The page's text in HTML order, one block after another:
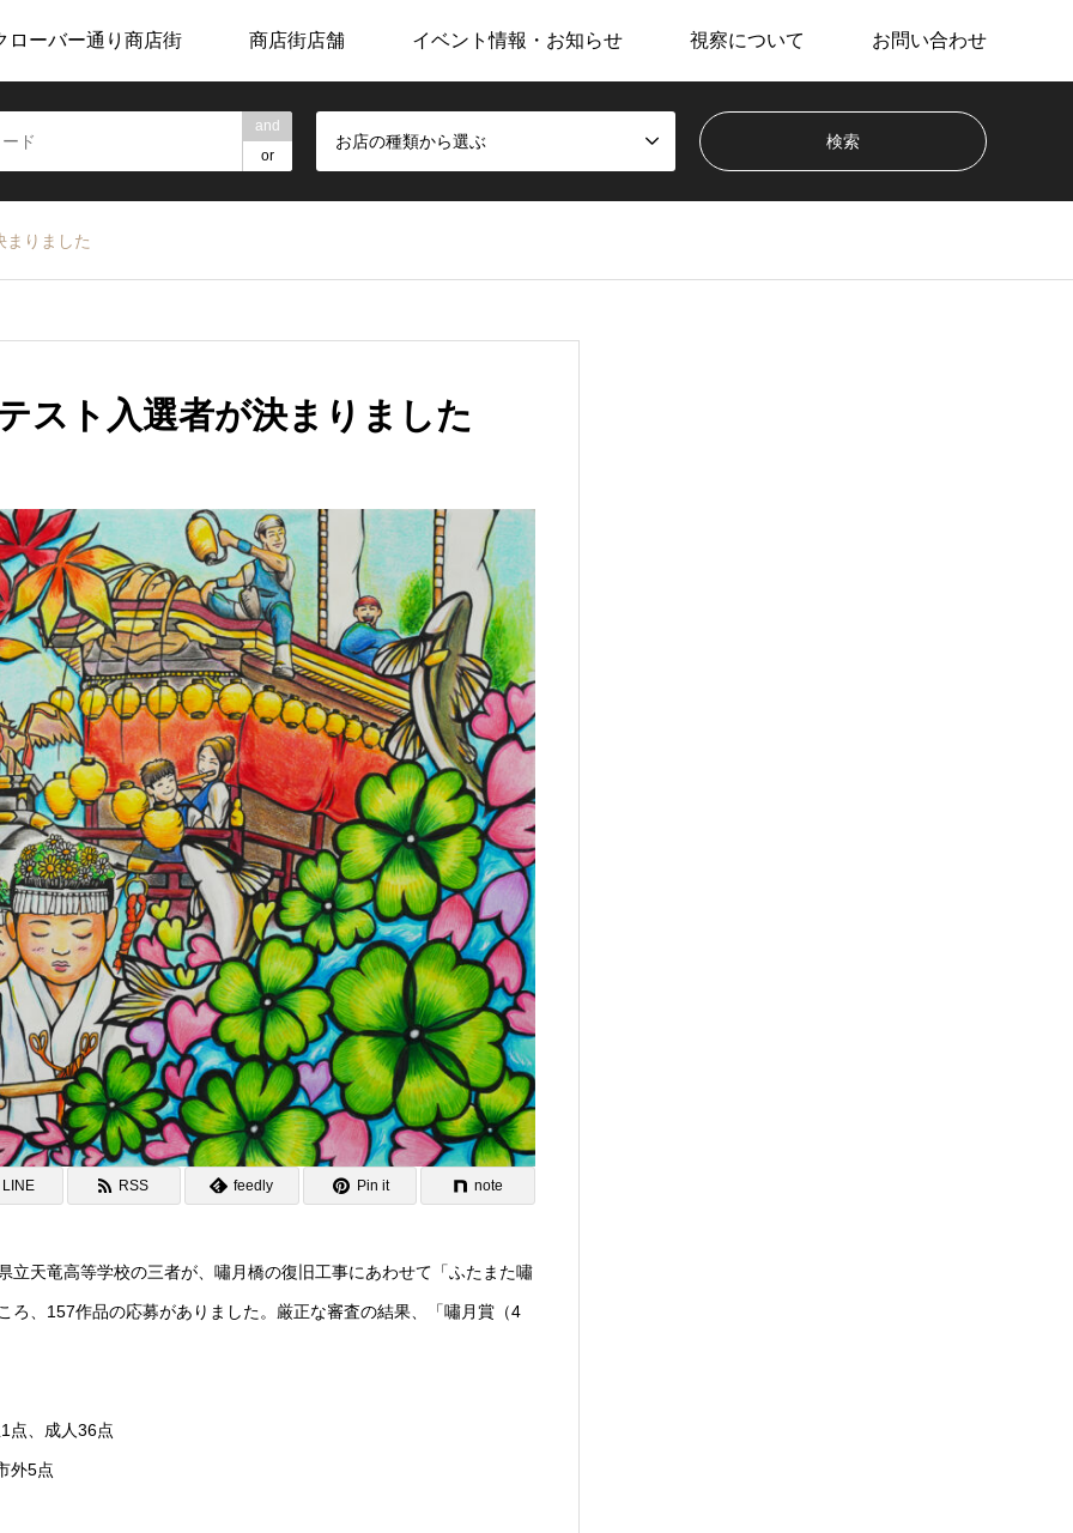
ローバー通り商店街 商店街店舗 イベント情報・お知らせ 視察について お問い合わせ
and
or
お店の種類から選ぶ
まりました
スト入選者が決まりました
LINE RSS feedly Pin it note
立天竜高等学校の三者が、嘯月橋の復旧工事にあわせて「ふたまた嘯
ろ、157作品の応募がありました。厳正な審査の結果、「嘯月賞（4
点、成人36点
外5点